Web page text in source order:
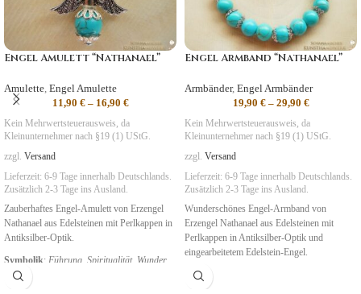
Engel Amulett “Nathanael”
Amulette Engel Amulette
11,90 €– 16,90 €
Kein Mehrwertsteuerausweis, da
Kleinunternehmer nach §19 (1) UStG.
zzgl. Versand
Lieferzeit: 6-9 Tage innerhalb Deutschlands.
Zusätzlich 2-3 Tage ins Ausland.
Zauberhaftes Engel-Amulett von Erzengel
Nathanael aus Edelsteinen mit Perlkappen in
Antiksilber-Optik.
Symbolik: Führung Spiritualität, Wunder
Engel Armband “Nathanael”
Armbänder, Engel Armbänder
19,90 €– 29,90 €
Kein Mehrwertsteuerausweis, da
Kleinunternehmer nach §19 (1) UStG.
zzgl. Versand
Lieferzeit: 6-9 Tage innerhalb Deutschlands.
Zusätzlich 2-3 Tage ins Ausland.
Wunderschönes Engel-Armband von
Erzengel Nathanael aus Edelsteinen mit
Perlkappen in Antiksilber-Optik und
eingearbeitetem Edelstein-Engel.
Symbolik